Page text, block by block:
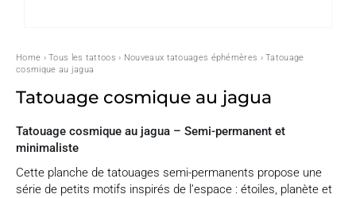
Home ›Tous les tattoos › Nouveaux tatouages éphémères › Tatouage
cosmique au jagua
Tatouage cosmique au jagua
Tatouage cosmique au jagua – Semi-permanent et
minimaliste
Cette planche de tatouages semi-permanents propose une
série de petits motifs inspirés de l’espace : étoiles, planète et